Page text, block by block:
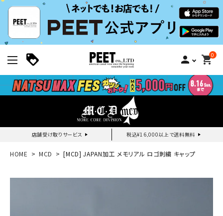
person 0
shopping_cart
店舗受け取りサービス 税込¥16,000以上で送料無料
新規会員登録｜ログイン
ご利用ガイド
HOME MCD [MCD] JAPAN加工 メモリアル ロゴ刺繍 キャップ